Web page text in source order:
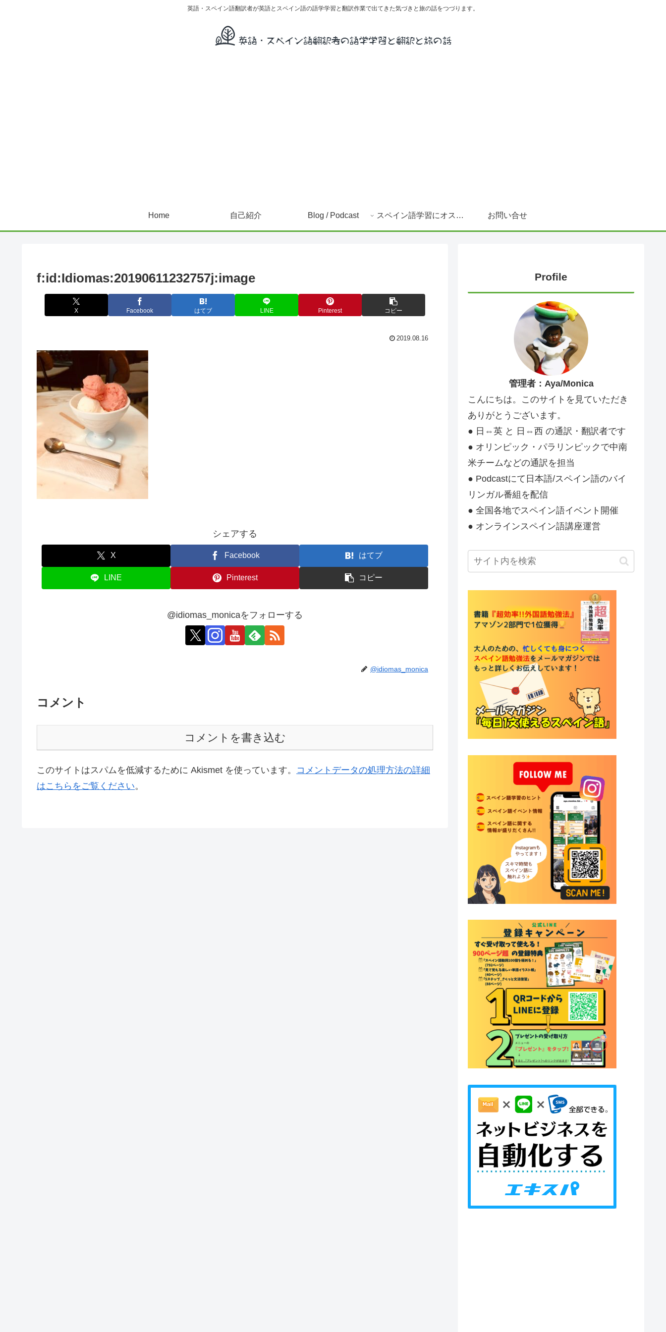
英語・スペイン語翻訳者が英語とスペイン語の語学学習と翻訳作業で出てきた気づきと旅の話をつづります。
Home 自己紹介 Blog / Podcast スペイン語学習にオススメ書籍(文法～DELE対策まで) お問い合せ
f:id:Idiomas:20190611232757j:image
X Facebook はてブ LINE Pinterest コピー
2019.08.16
シェアする
X Facebook はてブ
LINE Pinterest コピー
@idiomas_monicaをフォローする
@idiomas_monica
コメント
コメントを書き込む
このサイトはスパムを低減するために Akismet を使っています。 コメントデータの処理方法の詳細
はこちらをご覧ください。
Profile
管理者：Aya/Monica
こんにちは。このサイトを見ていただき
ありがとうございます。
● 日⇔英 と 日⇔西 の通訳・翻訳者です
● オリンピック・パラリンピックで中南
米チームなどの通訳を担当
● Podcastにて日本語/スペイン語のバイ
リンガル番組を配信
● 全国各地でスペイン語イベント開催
● オンラインスペイン語講座運営